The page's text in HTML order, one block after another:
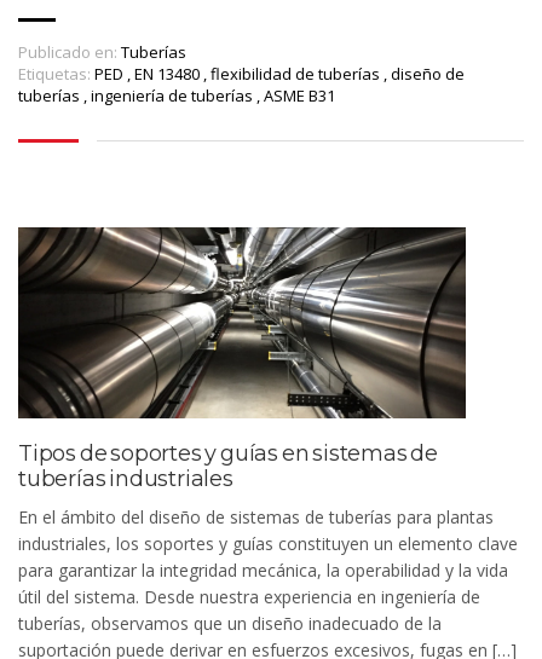
Publicado en: Tuberías
Etiquetas: PED EN 13480 flexibilidad de tuberías diseño de
tuberías ingeniería de tuberías ASME B31
Tipos de soportes y guías en sistemas de
tuberías industriales
En el ámbito del diseño de sistemas de tuberías para plantas
industriales, los soportes y guías constituyen un elemento clave
para garantizar la integridad mecánica, la operabilidad y la vida
útil del sistema. Desde nuestra experiencia en ingeniería de
tuberías, observamos que un diseño inadecuado de la
suportación puede derivar en esfuerzos excesivos, fugas en […]